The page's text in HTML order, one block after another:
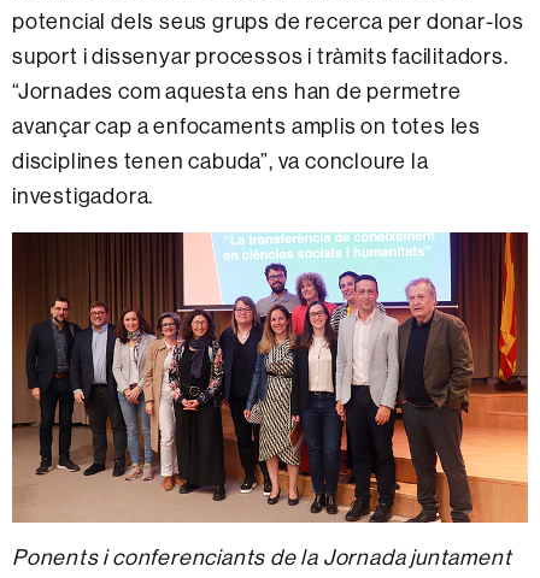
potencial dels seus grups de recerca per donar-los
suport i dissenyar processos i tràmits facilitadors.
“Jornades com aquesta ens han de permetre
avançar cap a enfocaments amplis on totes les
disciplines tenen cabuda”, va concloure la
investigadora.
Ponents i conferenciants de la Jornada juntament